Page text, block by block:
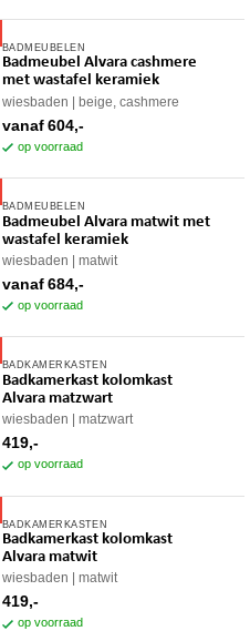
kan
gekozen
worden
op
de
BADMEUBELEN
Badmeubel Alvara cashmere
met wastafel keramiek
wiesbaden beige, cashmere
vanaf 604,-
op voorraad
Dit
product
heeft
meerdere
variaties.
kan
gekozen
worden
op
de
BADMEUBELEN
Badmeubel Alvara matwit met
wastafel keramiek
wiesbaden matwit
vanaf 684,-
op voorraad
Dit
product
heeft
meerdere
variaties.
kan
gekozen
worden
op
de
BADKAMERKASTEN
Badkamerkast kolomkast
Alvara matzwart
wiesbaden matzwart
419,-
op voorraad
BADKAMERKASTEN
Badkamerkast kolomkast
Alvara matwit
wiesbaden matwit
419,-
op voorraad